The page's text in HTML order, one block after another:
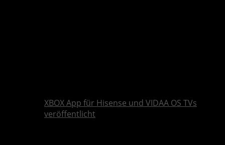
XBOX App für Hisense und VIDAA OS TVs
veröffentlicht